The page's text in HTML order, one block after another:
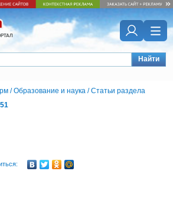
Найти
/Образование и наука /Статьи раздела